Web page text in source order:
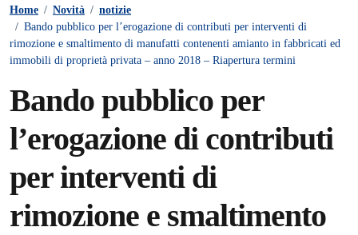
Home / Novità / notizie
/ Bando pubblico per l’erogazione di contributi per interventi di
rimozione e smaltimento di manufatti contenenti amianto in fabbricati ed
immobili di proprietà privata – anno 2018 – Riapertura termini
Bando pubblico per
l’erogazione di contributi
per interventi di
rimozione e smaltimento